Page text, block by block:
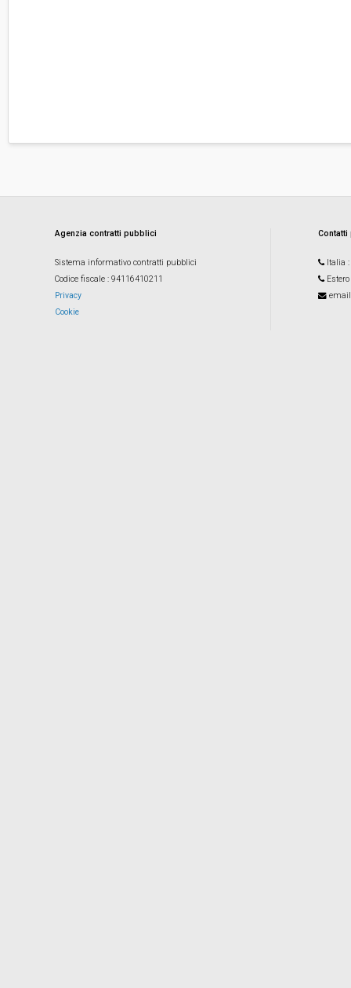
Agenzia contratti pubblici
Sistema informativo contratti pubblici
Codice fiscale : 94116410211
Privacy
Cookie
Italia
Estero
email